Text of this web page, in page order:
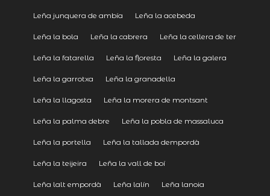
Leña junquera de ambía Leña la acebeda
Leña la bola Leña la cabrera Leña la cellera de ter
Leña la fatarella Leña la floresta Leña la galera
Leña la garrotxa Leña la granadella
Leña la llagosta Leña la morera de montsant
Leña la palma debre Leña la pobla de massaluca
Leña la portella Leña la tallada dempordà
Leña la teijeira Leña la vall de boí
Leña lalt empordà Leña lalín Leña lanoia